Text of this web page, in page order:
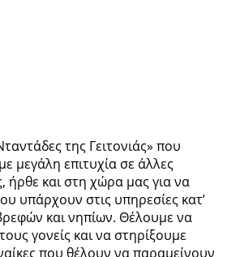
της Γειτονιάς» που
μεγάλη επιτυχία σε άλλες
ήρθε και στη χώρα μας για να
υπάρχουν στις υπηρεσίες κατ’
και νηπίων. Θέλουμε να
γονείς και να στηρίξουμε
που θέλουν να παραμείνουν